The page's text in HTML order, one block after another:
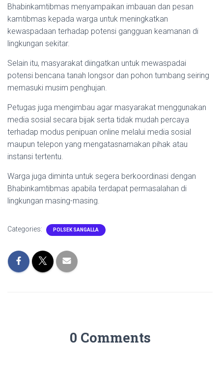
Bhabinkamtibmas menyampaikan imbauan dan pesan
kamtibmas kepada warga untuk meningkatkan
kewaspadaan terhadap potensi gangguan keamanan di
lingkungan sekitar.
Selain itu, masyarakat diingatkan untuk mewaspadai
potensi bencana tanah longsor dan pohon tumbang seiring
memasuki musim penghujan.
Petugas juga mengimbau agar masyarakat menggunakan
media sosial secara bijak serta tidak mudah percaya
terhadap modus penipuan online melalui media sosial
maupun telepon yang mengatasnamakan pihak atau
instansi tertentu.
Warga juga diminta untuk segera berkoordinasi dengan
Bhabinkamtibmas apabila terdapat permasalahan di
lingkungan masing-masing.
Categories: POLSEK SANGALLA
0 Comments